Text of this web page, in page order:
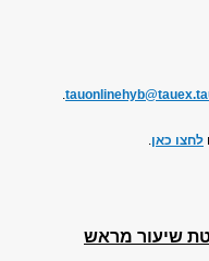
.
לחצו כאן.
שיעור מראש